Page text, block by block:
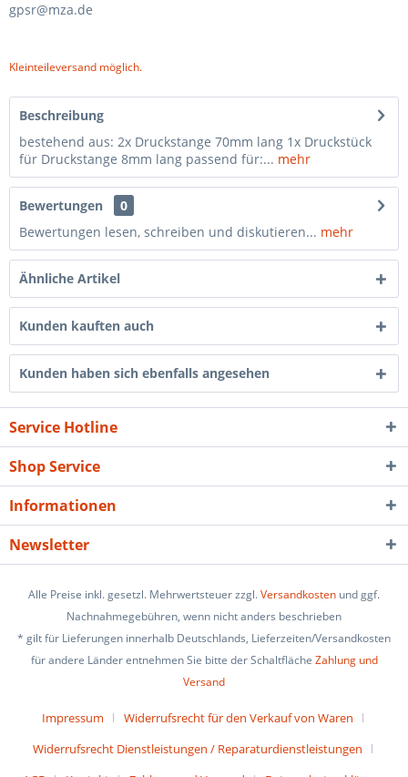
gpsr@mza.de
Kleinteileversand möglich.
Beschreibung
bestehend aus: 2x Druckstange 70mm lang 1x Druckstück
für Druckstange 8mm lang passend für:... mehr
Bewertungen
0
Bewertungen lesen, schreiben und diskutieren... mehr
Ähnliche Artikel
Kunden kauften auch
Kunden haben sich ebenfalls angesehen
Service Hotline
Shop Service
Informationen
Newsletter
Alle Preise inkl. gesetzl. Mehrwertsteuer zzgl.Versandkosten und ggf.
Nachnahmegebühren, wenn nicht anders beschrieben
* gilt für Lieferungen innerhalb Deutschlands, Lieferzeiten/Versandkosten
für andere Länder entnehmen Sie bitte der Schaltfläche Zahlung und
Versand
Impressum
Widerrufsrecht für den Verkauf von Waren
Widerrufsrecht Dienstleistungen / Reparaturdienstleistungen